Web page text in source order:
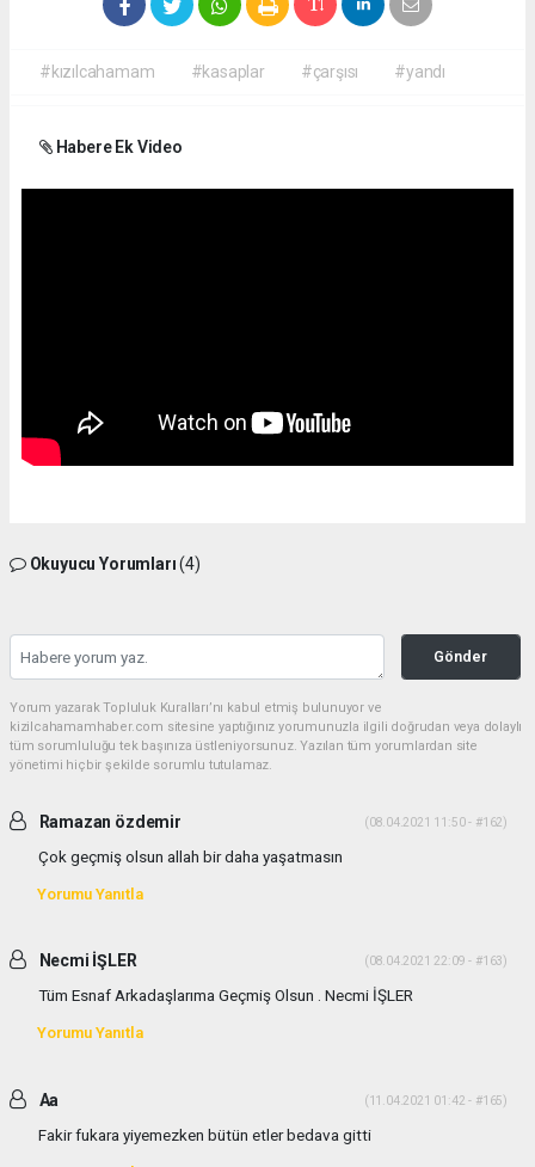
#kızılcahamam #kasaplar #çarşısı #yandı
Habere Ek Video
Okuyucu Yorumları(4)
Gönder
Yorum yazarak Topluluk Kuralları’nı kabul etmiş bulunuyor ve
kizilcahamamhaber.com sitesine yaptığınız yorumunuzla ilgili doğrudan veya dolaylı
tüm sorumluluğu tek başınıza üstleniyorsunuz. Yazılan tüm yorumlardan site
yönetimi hiçbir şekilde sorumlu tutulamaz.
Ramazan özdemir (08.04.2021 11:50 - #162)
Çok geçmiş olsun allah bir daha yaşatmasın
Yorumu Yanıtla
Necmi İŞLER (08.04.2021 22:09 - #163)
Tüm Esnaf Arkadaşlarıma Geçmiş Olsun . Necmi İŞLER
Yorumu Yanıtla
Aa (11.04.2021 01:42 - #165)
Fakir fukara yiyemezken bütün etler bedava gitti